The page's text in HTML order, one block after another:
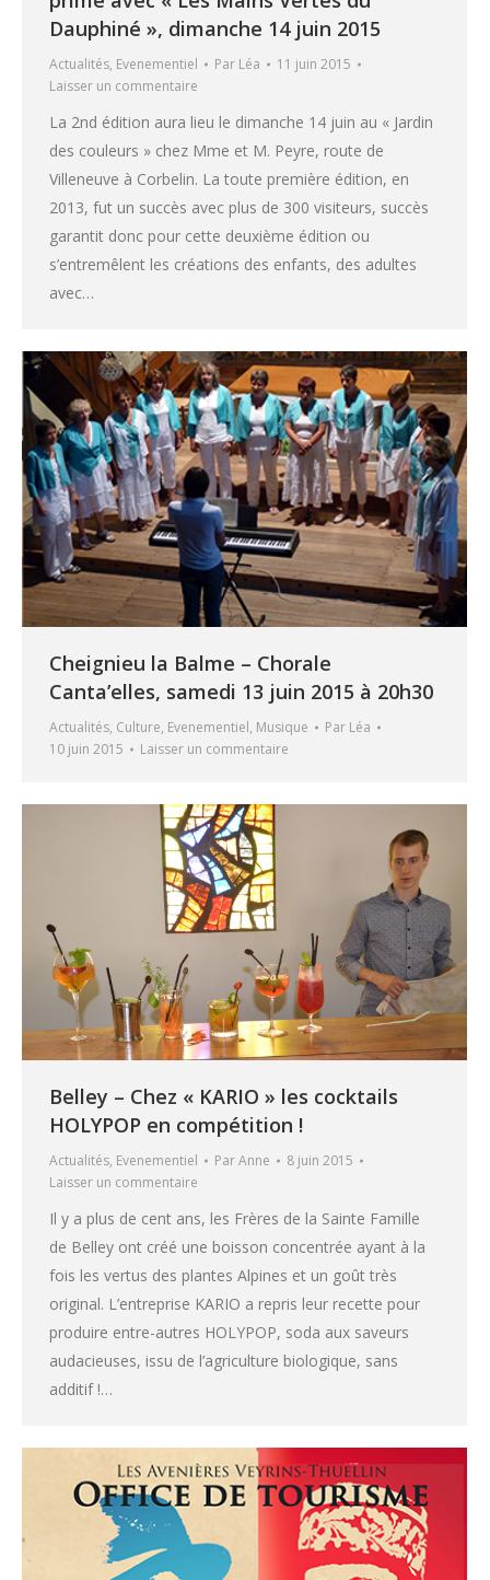
Dauphiné », dimanche 14 juin 2015
Actualités, Evenementiel Par Léa
11 juin 2015
Laisser un commentaire
La 2nd édition aura lieu le dimanche 14 juin au « Jardin
des couleurs » chez Mme et M. Peyre, route de
Villeneuve à Corbelin. La toute première édition, en
2013, fut un succès avec plus de 300 visiteurs, succès
garantit donc pour cette deuxième édition ou
s’entremêlent les créations des enfants, des adultes
avec…
Cheignieu la Balme – Chorale
Canta’elles, samedi 13 juin 2015 à 20h30
Actualités, Culture, Evenementiel, Musique Par Léa
10 juin 2015
Laisser un commentaire
Belley – Chez « KARIO » les cocktails
HOLYPOP en compétition !
Actualités, Evenementiel ParAnne
8 juin 2015
Laisser un commentaire
Il y a plus de cent ans, les Frères de la Sainte Famille
de Belley ont créé une boisson concentrée ayant à la
fois les vertus des plantes Alpines et un goût très
original. L’entreprise KARIO a repris leur recette pour
produire entre-autres HOLYPOP, soda aux saveurs
audacieuses, issu de l’agriculture biologique, sans
additif !…